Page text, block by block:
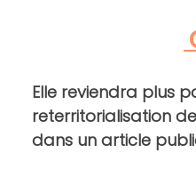
Elle reviendra plus
reterritorialisation
dans un article